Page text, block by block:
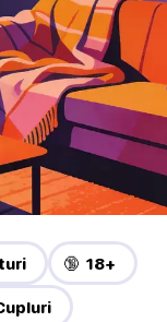
🔞 18+